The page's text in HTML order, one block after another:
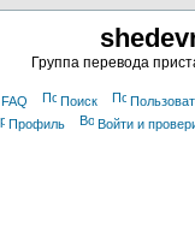
Группа перевода
FAQ Поиск
Профиль
Войти и